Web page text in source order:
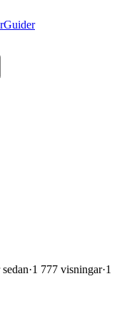
Guider
·1 777 visningar·1